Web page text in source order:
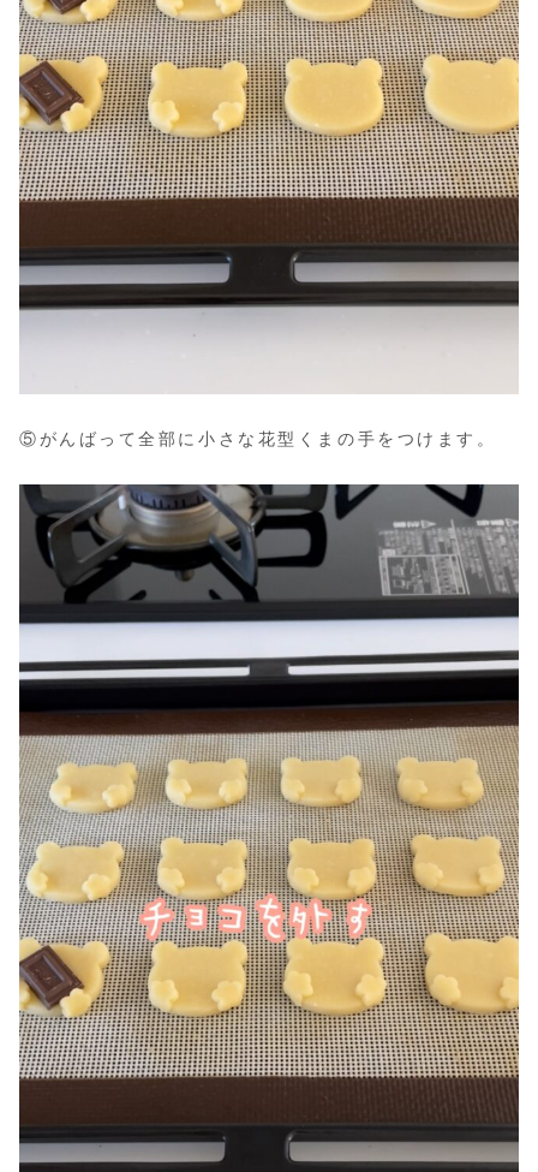
⑤がんばって全部に小さな花型くまの手をつけます。